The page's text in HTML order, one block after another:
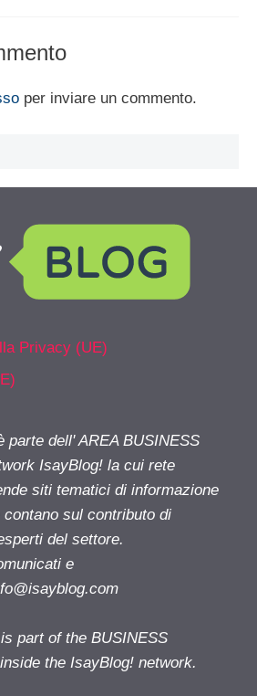
per inviare un commento.
Privacy (UE)
parte dell' AREA BUSINESS
IsayBlog! la cui rete
siti tematici di informazione
contano sul contributo di
del settore.
e
part of the BUSINESS
inside the IsayBlog! network.